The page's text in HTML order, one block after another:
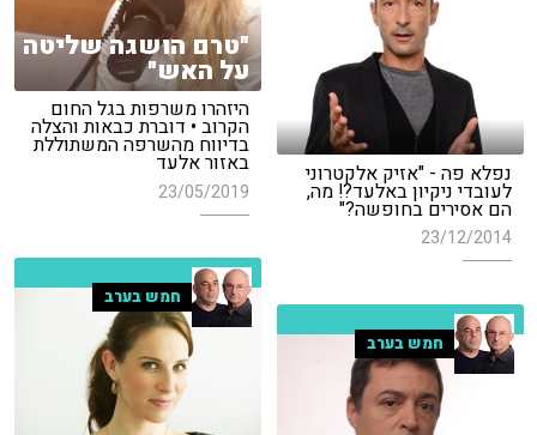
"טרם הושגה שליטה
על האש"
היזהרו משרפות בגל החום
הקרוב • דוברת כבאות והצלה
בדיווח מהשרפה המשתוללת
באזור אלעד
23/05/2019
נפלא פה - "אזיק אלקטרוני
לעובדי ניקיון באלעד?! מה,
הם אסירים בחופשה?"
23/12/2014
חמש בערב
חמש בערב